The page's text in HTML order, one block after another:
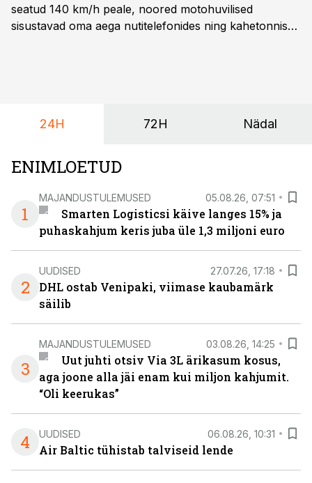
seatud 140 km/h peale, noored motohuvilised
sisustavad oma aega nutitelefonides ning kahetonnises
24H 72H Nädal
ENIMLOETUD
1
MAJANDUSTULEMUSED 05.08.26, 07:51
Smarten Logisticsi käive langes 15% ja
puhaskahjum keris juba üle 1,3 miljoni euro
2
UUDISED 27.07.26, 17:18
DHL ostab Venipaki, viimase kaubamärk
säilib
3
MAJANDUSTULEMUSED 03.08.26, 14:25
Uut juhti otsiv Via 3L ärikasum kosus,
aga joone alla jäi enam kui miljon kahjumit.
“Oli keerukas”
4 UUDISED 06.08.26, 10:31
Air Baltic tühistab talviseid lende